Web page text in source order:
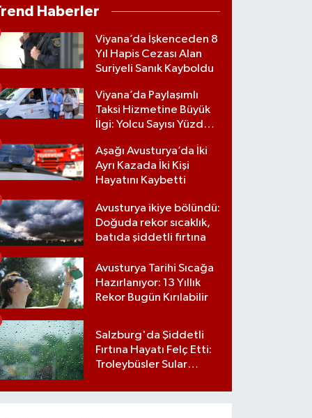
Haberler
Viyana’da İşkenceden 8
Yıl Hapis Cezası Alan
Suriyeli Sanık Kayboldu
Viyana’da Paylaşımlı
Taksi Hizmetine Büyük
İlgi: Yolcu Sayısı Yüzde
Aşağı Avusturya’da İki
Ayrı Kazada İki Kişi
Hayatını Kaybetti
Avusturya ikiye bölündü:
Doğuda rekor sıcaklık,
batıda şiddetli fırtına
Avusturya Tarihi Sıcağa
Hazırlanıyor: 13 Yıllık
Rekor Bugün Kırılabilir
Salzburg'da Şiddetli
Fırtına Hayatı Felç Etti:
Troleybüsler Sular